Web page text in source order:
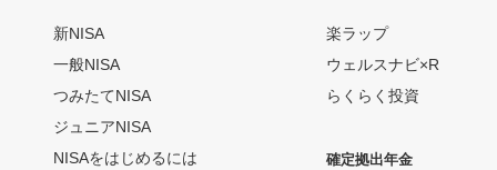
新NISA
一般NISA
つみたてNISA
ジュニアNISA
NISAをはじめるには
楽ラップ
ウェルスナビ×R
らくらく投資
確定拠出年金